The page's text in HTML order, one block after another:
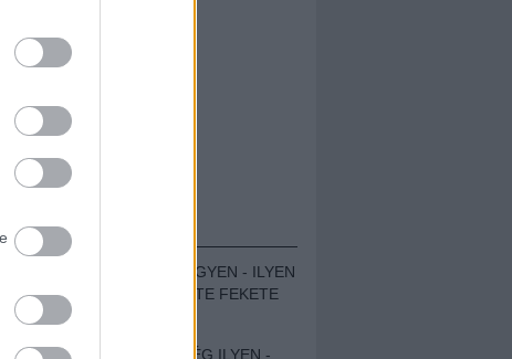
ZENÉS TÁBOR A HEGYEN - ILYEN
VOLT A VÍRUS SZÜLTE FEKETE
ZAJ FESZTIVÁL
SOHA NEM VOLT MÉG ILYEN -